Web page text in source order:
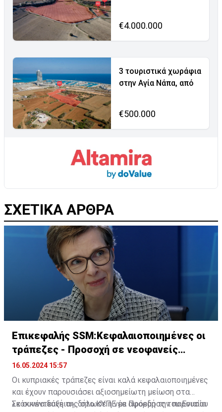
€4.000.000
3 τουριστικά χωράφια
στην Αγία Νάπα, από
€500.000
ΣΧΕΤΙΚΑ ΑΡΘΡΑ
Επικεφαλής SSM:Κεφαλαιοποιημένες οι
τράπεζες - Προσοχή σε νεοφανείς
κινδύνους
16.05.2024 15:57
Οι κυπριακές τράπεζες είναι καλά κεφαλαιοποιημένες
και έχουν παρουσιάσει αξιοσημείωτη μείωση στα
«κόκκινα δάνεια», δήλωσε η νέα Πρόεδρος του Ενιαίου
Σε συνέντευξή της στο ΚΥΠΕ με αφορμή την παρουσία